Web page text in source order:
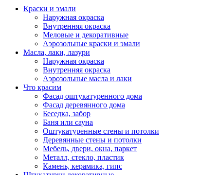
Краски и эмали
Наружная окраска
Внутренняя окраска
Меловые и декоративные
Аэрозольные краски и эмали
Масла, лаки, лазури
Наружная окраска
Внутренняя окраска
Аэрозольные масла и лаки
Что красим
Фасад оштукатуренного дома
Фасад деревянного дома
Беседка, забор
Баня или сауна
Оштукатуренные стены и потолки
Деревянные стены и потолки
Мебель, двери, окна, паркет
Металл, стекло, пластик
Камень, керамика, гипс